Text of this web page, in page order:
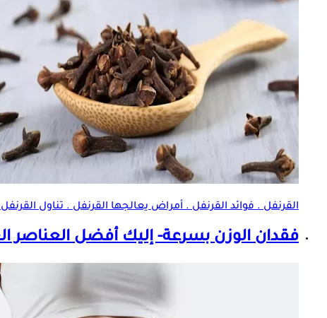
القرنفل . فوائد القرنفل . أمراض يعالجها القرنفل . تناول
فقدان الوزن بسرعة- إليك أفضلالعناصر